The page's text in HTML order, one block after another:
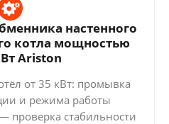
настенного
котла мощностью
Ariston
от 35 кВт: промывка
и режима работы
проверка стабильности